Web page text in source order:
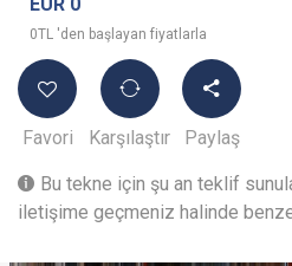
0TL 'den başlayan fiyatlarla
Favori Karşılaştır Paylaş
Bu tekne için şu an teklif
iletişime geçmeniz halinde